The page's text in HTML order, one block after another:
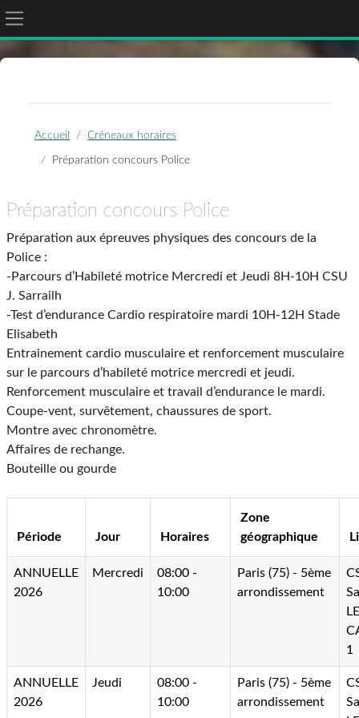
Passer au contenu principal
Panneau latéral
Accueil Créneaux horaires
Préparation concours Police
Préparation concours Police
Préparation aux épreuves physiques des concours de la
Police :
-Parcours d’Habileté motrice Mercredi et Jeudi 8H-10H CSU
J. Sarrailh
-Test d’endurance Cardio respiratoire mardi 10H-12H Stade
Elisabeth
Entrainement cardio musculaire et renforcement musculaire
sur le parcours d’habileté motrice mercredi et jeudi.
Renforcement musculaire et travail d’endurance le mardi.
Coupe-vent, survêtement, chaussures de sport.
Montre avec chronomètre.
Affaires de rechange.
Bouteille ou gourde
Période Jour Horaires
Zone
géographique
ANNUELLE
2026
Mercredi
08:00 -
10:00
Paris (75) - 5ème
arrondissement
LE
1
ANNUELLE
2026
Jeudi
08:00 -
10:00
Paris (75) - 5ème
arrondissement